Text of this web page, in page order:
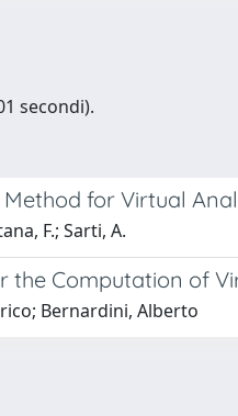
secondi).
for Virtual
F.; Sarti, A.
the Computation of
Bernardini, Alberto